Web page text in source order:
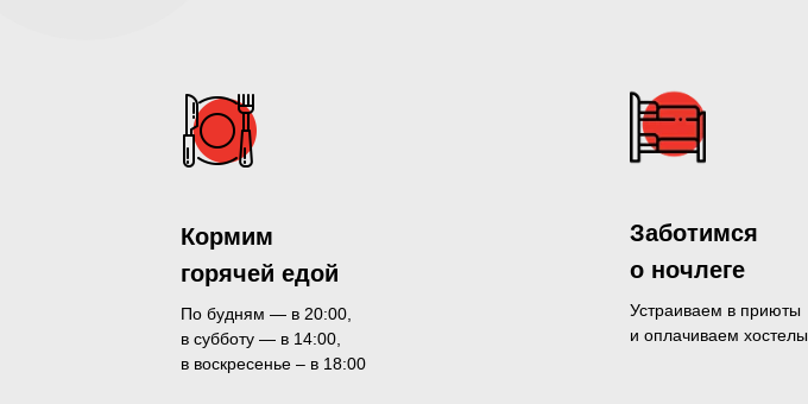
По будням — в 20:00,
в субботу — в 14:00,
в воскресенье – в 18:00
Устраиваем в приюты
и оплачиваем хостелы
Кормим
горячей едой
Заботимся
о ночлеге